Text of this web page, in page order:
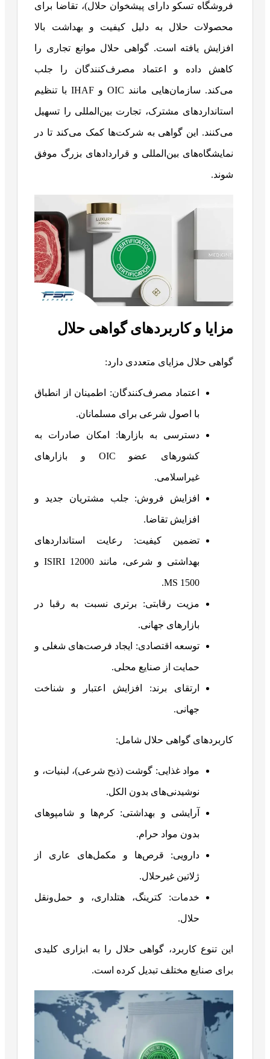
فروشگاه تسکو دارای پیشخوان حلال)، تقاضا برای
محصولات حلال به دلیل کیفیت و بهداشت بالا
افزایش یافته است. گواهی حلال موانع تجاری را
کاهش داده و اعتماد مصرف‌کنندگان را جلب
می‌کند. سازمان‌هایی مانند OIC و IHAF با تنظیم
استانداردهای مشترک، تجارت بین‌المللی را تسهیل
می‌کنند. این گواهی به شرکت‌ها کمک می‌کند تا در
نمایشگاه‌های بین‌المللی و قراردادهای بزرگ موفق
شوند.
مزایا و کاربردهای گواهی حلال
گواهی حلال مزایای متعددی دارد:
اعتماد مصرف‌کنندگان: اطمینان از انطباق
با اصول شرعی برای مسلمانان.
دسترسی به بازارها: امکان صادرات به
کشورهای عضو OIC و بازارهای
غیراسلامی.
افزایش فروش: جلب مشتریان جدید و
افزایش تقاضا.
تضمین کیفیت: رعایت استانداردهای
بهداشتی و شرعی، مانند ISIRI 12000 و
MS 1500.
مزیت رقابتی: برتری نسبت به رقبا در
بازارهای جهانی.
توسعه اقتصادی: ایجاد فرصت‌های شغلی و
حمایت از صنایع محلی.
ارتقای برند: افزایش اعتبار و شناخت
جهانی.
کاربردهای گواهی حلال شامل:
مواد غذایی: گوشت (ذبح شرعی)، لبنیات، و
نوشیدنی‌های بدون الکل.
آرایشی و بهداشتی: کرم‌ها و شامپوهای
بدون مواد حرام.
دارویی: قرص‌ها و مکمل‌های عاری از
ژلاتین غیرحلال.
خدمات: کترینگ، هتلداری، و حمل‌ونقل
حلال.
این تنوع کاربرد، گواهی حلال را به ابزاری کلیدی
برای صنایع مختلف تبدیل کرده است.